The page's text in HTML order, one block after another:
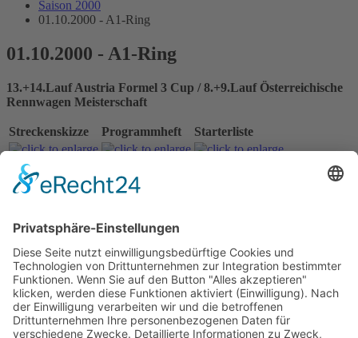
Saison 2000
01.10.2000 - A1-Ring
01.10.2000 - A1-Ring
13.+14.Lauf Austria Formel 3 Cup / 8.+9.Lauf Österreichische
Rennwagen Meisterschaft
Streckenskizze Programmheft Starterliste
Ergebnis Zeittraining 1+2
Startaufstellung Rennen 1
Ergebnis Rennen 1
Nennungsliste Rennen 2